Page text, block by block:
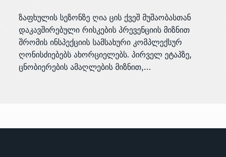
ზაფხულის სეზონზე ღია ცის ქვეშ მუშაობასთან
დაკავშირებული რისკების პრევენციის მიზნით
შრომის ინსპექციის სამსახური კომპლექსურ
ღონისძიებებს ახორციელებს. პირველ ეტაპზე,
ცნობიერების ამაღლების მიზნით,…